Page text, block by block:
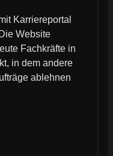
Karriereportal
Website
Fachkräfte in
in dem andere
ablehnen